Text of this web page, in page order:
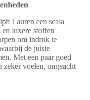
Lauren een scala
en luxere stoffen
om indruk te
de juiste
Met een paar goed
zeker voelen, ongeacht